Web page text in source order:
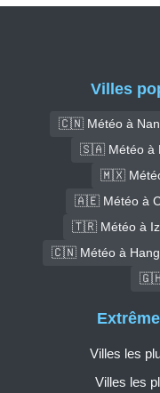
Villes
🇨🇳 Météo à
🇸🇦 Météo à
🇲🇽 Météo
🇦🇪 Météo à
🇹🇷 Météo à
🇨🇳 Météo à
🇬🇭
Villes les
Villes les